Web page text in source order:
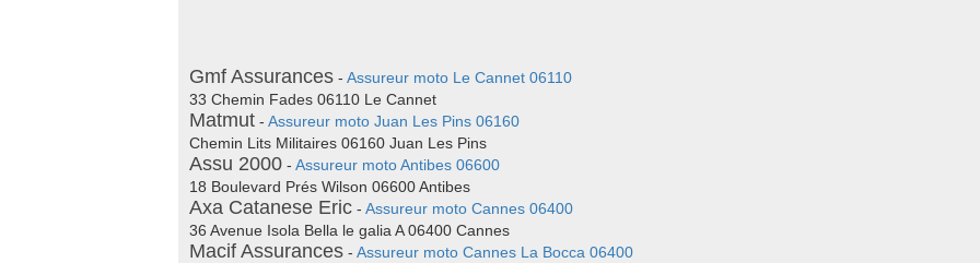
Gmf Assurances - Assureur moto Le Cannet 06110
33 Chemin Fades 06110 Le Cannet
Matmut - Assureur moto Juan Les Pins 06160
Chemin Lits Militaires 06160 Juan Les Pins
Assu 2000 - Assureur moto Antibes 06600
18 Boulevard Prés Wilson 06600 Antibes
Axa Catanese Eric - Assureur moto Cannes 06400
36 Avenue Isola Bella le galia A 06400 Cannes
Macif Assurances - Assureur moto Cannes La Bocca 06400